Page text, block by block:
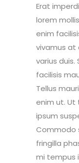
Erat
lorem
enim
vivamus at
varius
facilisis
Tellus
enim ut.
ipsum
Commodo
fringilla
mi tempus